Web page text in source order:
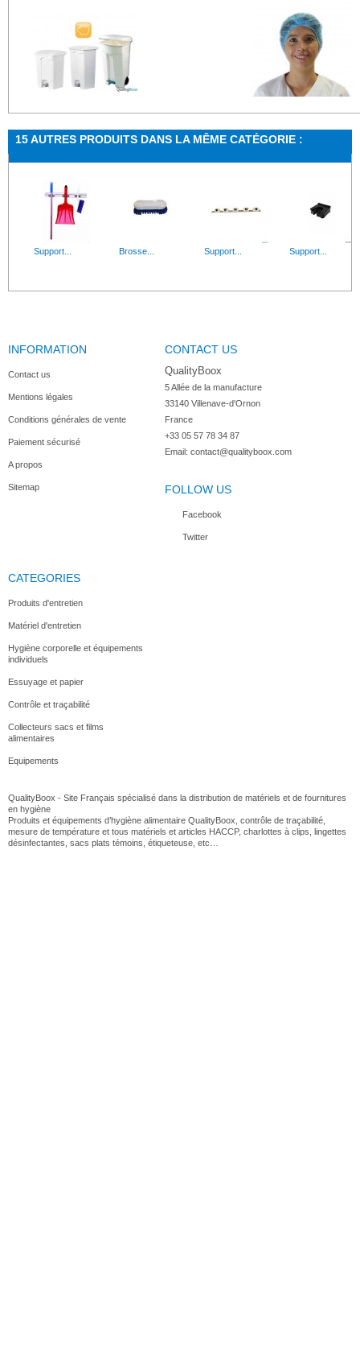
Poubelle... Charlotte à...
15 AUTRES PRODUITS DANS LA MÊME CATÉGORIE :
Support... Brosse... Support... Support...
Goupillon... Brosse à...
Raclette... Tapis de...
INFORMATION
Contact us
Mentions légales
Conditions générales de vente
Paiement sécurisé
A propos
Sitemap
CONTACT US
QualityBoox
5 Allée de la manufacture
33140 Villenave-d'Ornon
France
+33 05 57 78 34 87
Email: contact@qualityboox.com
FOLLOW US
Facebook
Twitter
CATEGORIES
Produits d'entretien
Matériel d'entretien
Hygiène corporelle et équipements
individuels
Essuyage et papier
Contrôle et traçabilité
Collecteurs sacs et films
alimentaires
Equipements
QualityBoox - Site Français spécialisé dans la distribution de matériels et de fournitures
en hygiène
Produits et équipements d’hygiène alimentaire QualityBoox, contrôle de traçabilité,
mesure de température et tous matériels et articles HACCP, charlottes à clips, lingettes
désinfectantes, sacs plats témoins, étiqueteuse, etc…